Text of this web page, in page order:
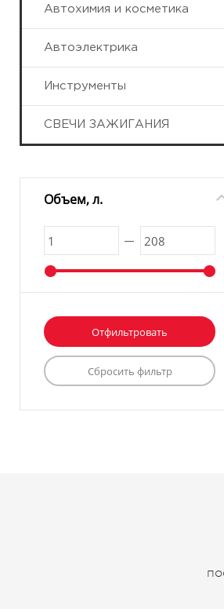
Автохимия и косметика
Автоэлектрика
Инструменты
СВЕЧИ ЗАЖИГАНИЯ
Объем, л.